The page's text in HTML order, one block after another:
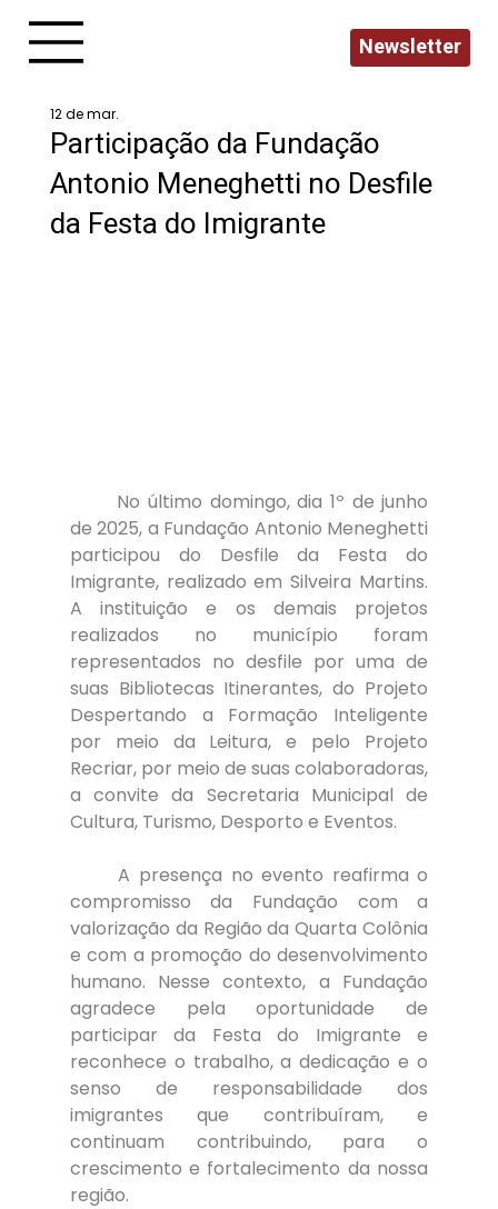
Newsletter
Participação da Fundação
Antonio Meneghetti no Desfile
da Festa do Imigrante
12 de mar.
de 2025, a Fundação Antonio Meneghetti
participou do Desfile da Festa do
Imigrante, realizado em Silveira Martins.
A instituição e os demais projetos
realizados no município foram
representados no desfile por uma de
suas Bibliotecas Itinerantes, do Projeto
Despertando a Formação Inteligente
por meio da Leitura, e pelo Projeto
Recriar, por meio de suas colaboradoras,
a convite da Secretaria Municipal de
Cultura, Turismo, Desporto e Eventos.
	A presença no evento reafirma o
compromisso da Fundação com a
valorização da Região da Quarta Colônia
e com a promoção do desenvolvimento
humano. Nesse contexto, a Fundação
agradece pela oportunidade de
participar da Festa do Imigrante e
reconhece o trabalho, a dedicação e o
senso de responsabilidade dos
imigrantes que contribuíram, e
continuam contribuindo, para o
crescimento e fortalecimento da nossa
região.